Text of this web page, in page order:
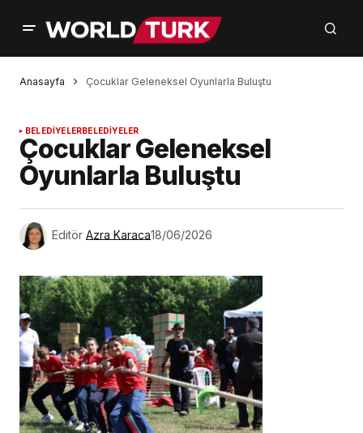
Anasayfa Çocuklar Geleneksel Oyunlarla Buluştu
BELEDİYELERBELEDİYELER
Çocuklar Geleneksel
Oyunlarla Buluştu
Editör Azra Karaca18/06/2026